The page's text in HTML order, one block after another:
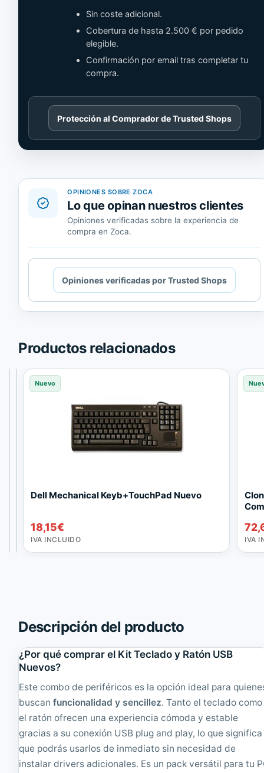
Sin coste adicional.
Cobertura de hasta 2.500 € por pedido
elegible.
Confirmación por email tras completar tu
compra.
Cargando
contenido
de
Protección al Comprador de Trusted Shops
OPINIONES SOBRE ZOCA
Lo que opinan nuestros clientes
Opiniones verificadas sobre la experiencia de
compra en Zoca.
Cargando
contenido
de
Opiniones verificadas por Trusted Shops
Productos relacionados
Reacondicionado
d
a
c
P
r
3
/
4
/
5
6
/
INCLUIDO
Nuevo
g
S
B
e
y
o
r
d
&
o
u
IVA
INCLUIDO
Nuevo
Dell Mechanical Keyb+TouchPad Nuevo
18,15€
IVA INCLUIDO IVA
Descripción del producto
¿Por qué comprar el Kit Teclado y Ratón USB
Nuevos?
Este combo de periféricos es la opción ideal para
buscanfuncionalidad y sencillez. Tanto el teclado como
el ratón ofrecen una experiencia cómoda y estable
gracias a su conexión USB plug and play, lo que significa
que podrás usarlos de inmediato sin necesidad de
instalar drivers adicionales. Es un pack versátil para tu